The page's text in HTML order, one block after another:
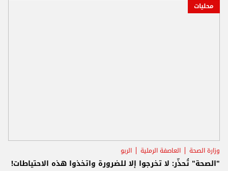
محليات
وزارة الصحة العاصفة الرملية الربو
"الصحة" تُحذّر: لا تخرجوا إلا للضرورة واتخذوا هذه الاحتياطات!